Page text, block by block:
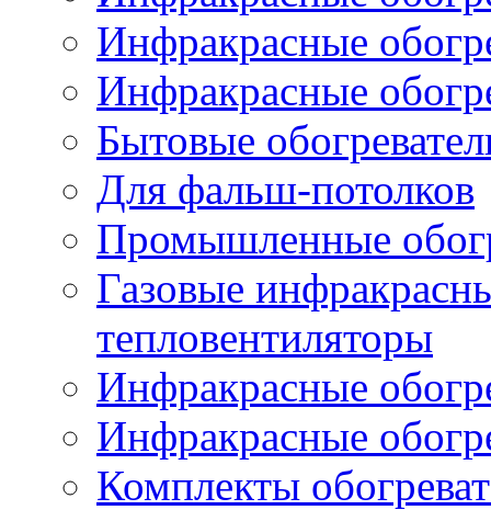
Инфракрасные
Инфракрасные
Бытовые
Для фальш-потолков
Промышленные
Газовые
тепловентиляторы
Инфракрасные
Инфракрасные
Комплекты